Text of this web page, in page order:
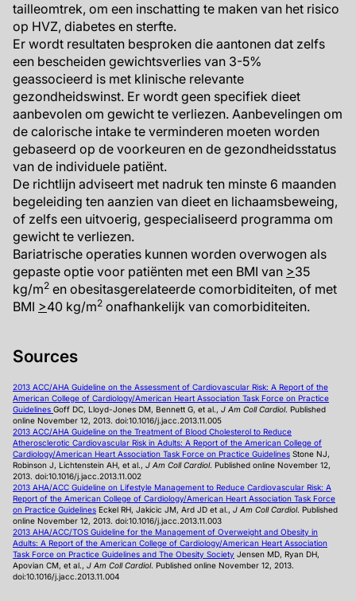
tailleomtrek, om een inschatting te maken van het risico
op HVZ, diabetes en sterfte.
Er wordt resultaten besproken die aantonen dat zelfs
een bescheiden gewichtsverlies van 3-5%
geassocieerd is met klinische relevante
gezondheidswinst. Er wordt geen specifiek dieet
aanbevolen om gewicht te verliezen. Aanbevelingen om
de calorische intake te verminderen moeten worden
gebaseerd op de voorkeuren en de gezondheidsstatus
van de individuele patiënt.
De richtlijn adviseert met nadruk ten minste 6 maanden
begeleiding ten aanzien van dieet en lichaamsbeweing,
of zelfs een uitvoerig, gespecialiseerd programma om
gewicht te verliezen.
Bariatrische operaties kunnen worden overwogen als
gepaste optie voor patiënten met een BMI van >35
kg/m2 en obesitasgerelateerde comorbiditeiten, of met
BMI >40 kg/m2 onafhankelijk van comorbiditeiten.
Sources
2013 ACC/AHA Guideline on the Assessment of Cardiovascular Risk: A Report of the
American College of Cardiology/American Heart Association Task Force on Practice
Guidelines Goff DC, Lloyd-Jones DM, Bennett G, et al., J Am Coll Cardiol. Published
online November 12, 2013. doi:10.1016/j.jacc.2013.11.005
2013 ACC/AHA Guideline on the Treatment of Blood Cholesterol to Reduce
Atherosclerotic Cardiovascular Risk in Adults: A Report of the American College of
Cardiology/American Heart Association Task Force on Practice Guidelines Stone NJ,
Robinson J, Lichtenstein AH, et al., J Am Coll Cardiol. Published online November 12,
2013. doi:10.1016/j.jacc.2013.11.002
2013 AHA/ACC Guideline on Lifestyle Management to Reduce Cardiovascular Risk: A
Report of the American College of Cardiology/American Heart Association Task Force
on Practice Guidelines Eckel RH, Jakicic JM, Ard JD et al., J Am Coll Cardiol. Published
online November 12, 2013. doi:10.1016/j.jacc.2013.11.003
2013 AHA/ACC/TOS Guideline for the Management of Overweight and Obesity in
Adults: A Report of the American College of Cardiology/American Heart Association
Task Force on Practice Guidelines and The Obesity Society Jensen MD, Ryan DH,
Apovian CM, et al., J Am Coll Cardiol. Published online November 12, 2013.
doi:10.1016/j.jacc.2013.11.004